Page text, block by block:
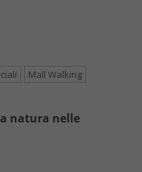
Mall Walking
natura nelle